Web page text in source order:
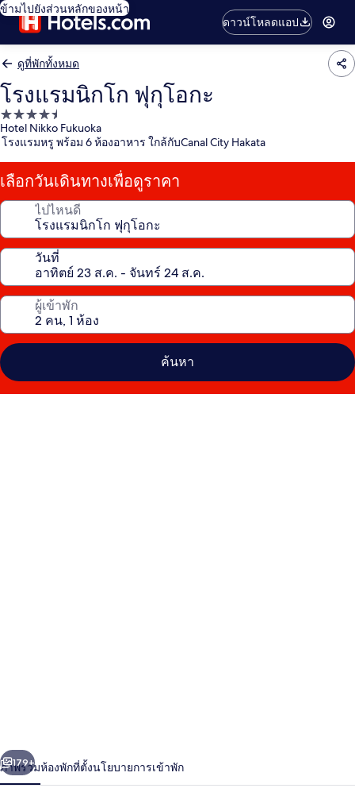
ข้ามไปยังส่วนหลักของหน้า
ดาวน์โหลดแอป
ดูที่พักทั้งหมด
โรงแรมนิกโก ฟุกุโอกะ
ที่พัก
4.5
Hotel Nikko Fukuoka
โรงแรมหรู พร้อม 6 ห้องอาหาร ใกล้กับCanal City Hakata
เลือกวันเดินทางเพื่อดูราคา
ไปไหนดี
วันที่
ผู้เข้าพัก
ค้นหา
ฟุ
า
ถัดไป
179+
ภาพรวมห้องพักที่ตั้งนโยบายการเข้าพัก